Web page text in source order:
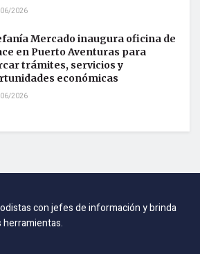
2026
Mercado inaugura oficina de
en Puerto Aventuras para
trámites, servicios y
económicas
2026
con jefes de información y brinda
herramientas.